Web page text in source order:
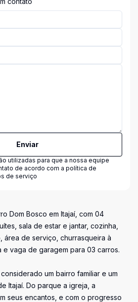
Enviar
utilizadas para que a nossa equipe
de acordo com a política de
de serviço
Dom Bosco em Itajaí, com 04
sala de estar e jantar, cozinha,
área de serviço, churrasqueira à
e vaga de garagem para 03 carros.
um bairro familiar e um
Itajaí. Do parque a igreja, a
seus encantos, e com o progresso